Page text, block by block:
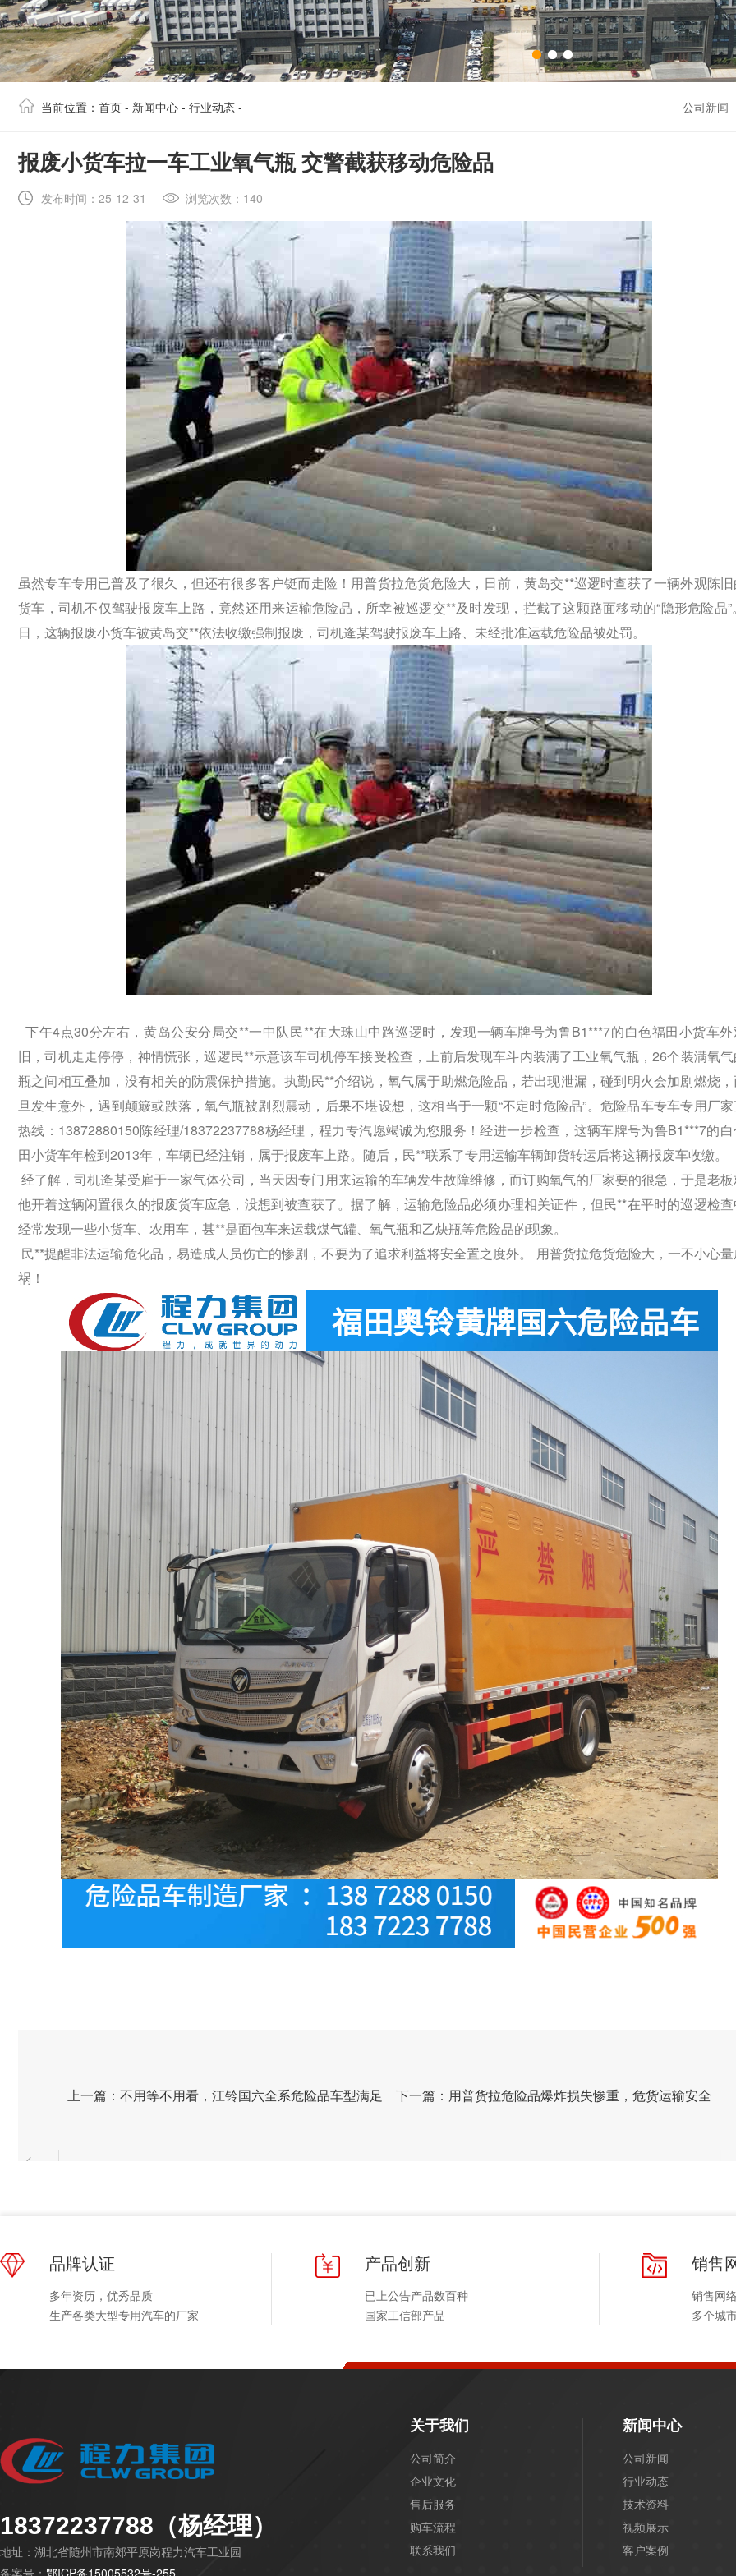
当前位置： 首页 - 新闻中心 - 行业动态 - 公司新闻
​报废小货车拉一车工业氧气瓶 交警截获移动危险品
发布时间：25-12-31 浏览次数：140
虽然专车专用已普及了很久，但还有很多客户铤而走险！用普货拉危货危险大，日前，黄岛交**巡逻时查获了一辆外观陈
货车，司机不仅驾驶报废车上路，竟然还用来运输危险品，所幸被巡逻交**及时发现，拦截了这颗路面移动的“隐形危险品”
日，这辆报废小货车被黄岛交**依法收缴强制报废，司机逄某驾驶报废车上路、未经批准运载危险品被处罚。
下午4点30分左右，黄岛公安分局交**一中队民**在大珠山中路巡逻时，发现一辆车牌号为鲁B1***7的白色福田小货车
旧，司机走走停停，神情慌张，巡逻民**示意该车司机停车接受检查，上前后发现车斗内装满了工业氧气瓶，26个装满氧
瓶之间相互叠加，没有相关的防震保护措施。执勤民**介绍说，氧气属于助燃危险品，若出现泄漏，碰到明火会加剧燃烧
旦发生意外，遇到颠簸或跌落，氧气瓶被剧烈震动，后果不堪设想，这相当于一颗“不定时危险品”。危险品车专车专用厂
热线：13872880150陈经理/18372237788杨经理，程力专汽愿竭诚为您服务！经进一步检查，这辆车牌号为鲁B1***7的
田小货车年检到2013年，车辆已经注销，属于报废车上路。随后，民**联系了专用运输车辆卸货转运后将这辆报废车收缴。
经了解，司机逄某受雇于一家气体公司，当天因专门用来运输的车辆发生故障维修，而订购氧气的厂家要的很急，于是老
他开着这辆闲置很久的报废货车应急，没想到被查获了。据了解，运输危险品必须办理相关证件，但民**在平时的巡逻检
经常发现一些小货车、农用车，甚**是面包车来运载煤气罐、氧气瓶和乙炔瓶等危险品的现象。
民**提醒非法运输危化品，易造成人员伤亡的惨剧，不要为了追求利益将安全置之度外。 用普货拉危货危险大，一不小心
祸！
上一篇：不用等不用看，江铃国六全系危险品车型满足 下一篇：用普货拉危险品爆炸损失惨重，危货运输安全
品牌认证
多年资历，优秀品质
生产各类大型专用汽车的厂家
产品创新
已上公告产品数百种
国家工信部产品
销售
销售网
多个城
18372237788（杨经理）
地址：湖北省随州市南郊平原岗程力汽车工业园
备案号： 鄂ICP备15005532号-255
关于我们
公司简介
企业文化
售后服务
购车流程
联系我们
新闻中心
公司新闻
行业动态
技术资料
视频展示
客户案例